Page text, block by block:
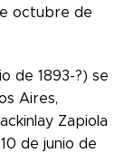
octubre de
de 1893-?) se
Aires,
Zapiola
de junio de